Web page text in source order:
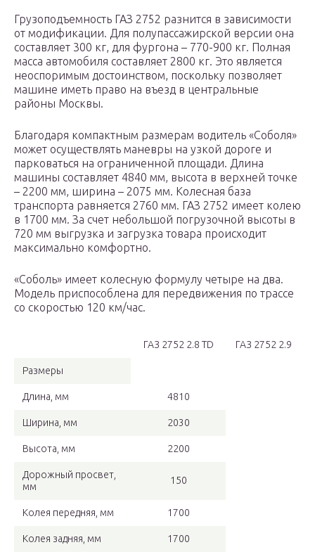
Грузоподъемность ГАЗ 2752 разнится в зависимости
от модификации. Для полупассажирской версии она
составляет 300 кг, для фургона – 770-900 кг. Полная
масса автомобиля составляет 2800 кг. Это является
неоспоримым достоинством, поскольку позволяет
машине иметь право на въезд в центральные
районы Москвы.
Благодаря компактным размерам водитель «Соболя»
может осуществлять маневры на узкой дороге и
парковаться на ограниченной площади. Длина
машины составляет 4840 мм, высота в верхней точке
– 2200 мм, ширина – 2075 мм. Колесная база
транспорта равняется 2760 мм. ГАЗ 2752 имеет колею
в 1700 мм. За счет небольшой погрузочной высоты в
720 мм выгрузка и загрузка товара происходит
максимально комфортно.
«Соболь» имеет колесную формулу четыре на два.
Модель приспособлена для передвижения по трассе
со скоростью 120 км/час.
ГАЗ 2752 2.8 TD ГАЗ 2752 2.9
Размеры
Длина, мм 4810
Ширина, мм 2030
Высота, мм 2200
Дорожный просвет,
мм
150
Колея передняя, мм 1700
Колея задняя, мм 1700